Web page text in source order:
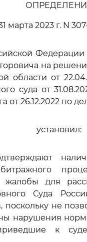
марта 2023 г. N
на
области от
суда от
26.12.2022 по
установил:
для
Суда
поскольку не
нарушения
к